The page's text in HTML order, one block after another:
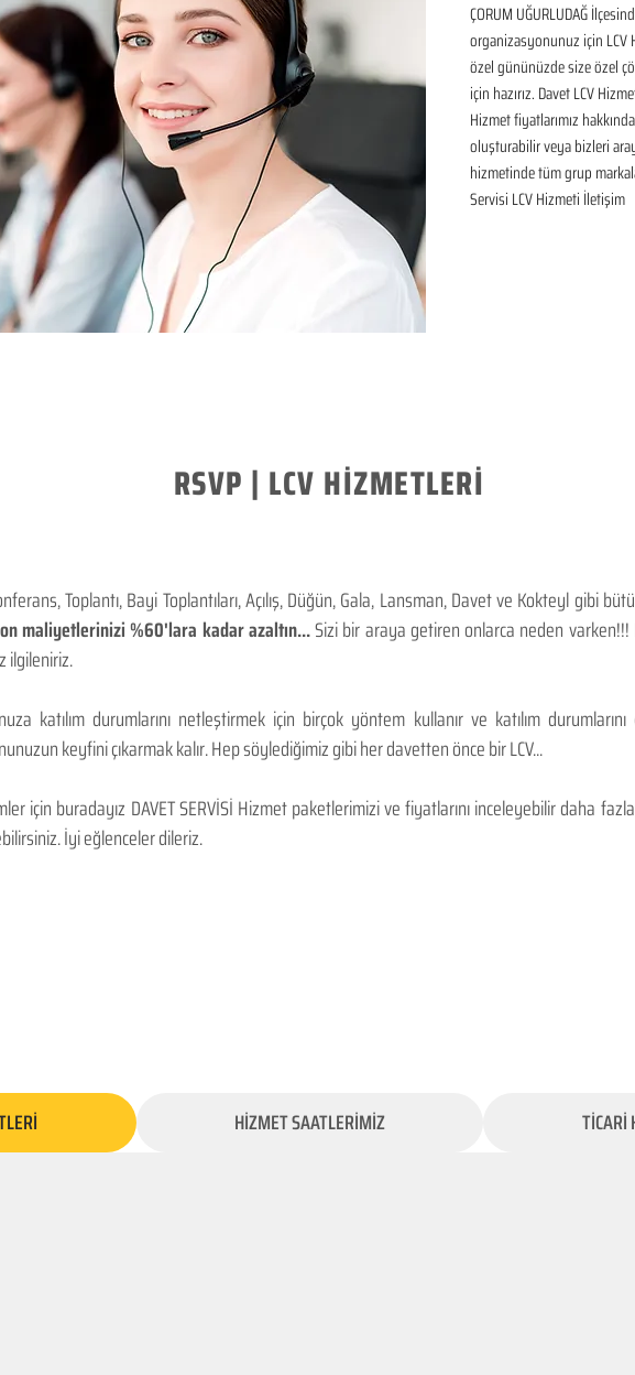
ÇORUM UĞURLUDAĞ
organizasyonunuz için LCV
özel gününüzde size özel
için hazırız. Davet LCV
Hizmet fiyatlarımız
oluşturabilir veya bizleri
hizmetinde tüm grup
Servisi LCV Hizmeti İletişim
RSVP | LCV HİZMETLERİ
Toplantı, Bayi Toplantıları, Açılış, Düğün, Gala, Lansman, Davet ve Kokteyl gibi
maliyetlerinizi %60'lara kadar azaltın...Sizi bir araya getiren onlarca neden
ilgileniriz.
katılım durumlarını netleştirmek için birçok yöntem kullanır ve katılım
keyfini çıkarmak kalır. Hep söylediğimiz gibi her davetten önce bir LCV...
için buradayız DAVET SERVİSİ Hizmet paketlerimizi ve fiyatlarını inceleyebilir daha
İyi eğlenceler dileriz.
HİZMET SAATLERİMİZ